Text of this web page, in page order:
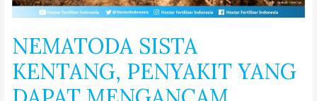
NEMATODA SISTA
KENTANG, PENYAKIT YANG